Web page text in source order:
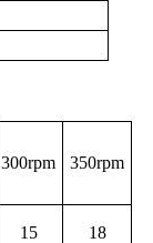
300rpm 350rpm
15 18